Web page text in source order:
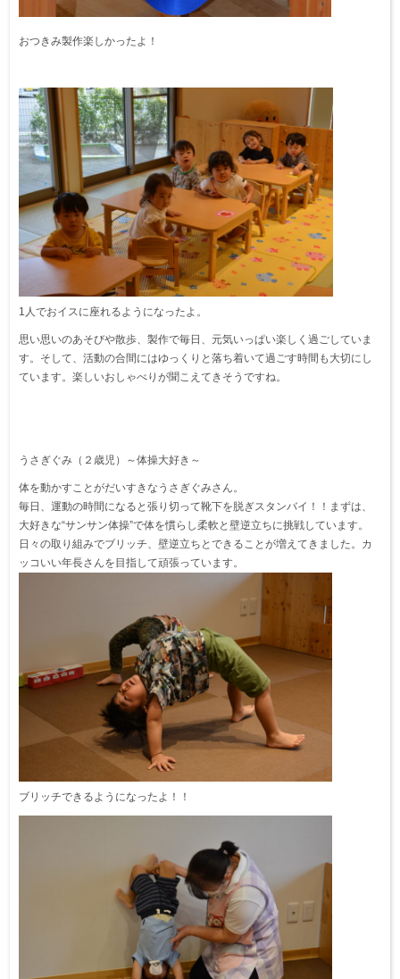
おつきみ製作楽しかったよ！
1人でおイスに座れるようになったよ。
思い思いのあそびや散歩、製作で毎日、元気いっぱい楽しく過ごしていま
す。そして、活動の合間にはゆっくりと落ち着いて過ごす時間も大切にし
ています。楽しいおしゃべりが聞こえてきそうですね。
うさぎぐみ（２歳児）～体操大好き～
体を動かすことがだいすきなうさぎぐみさん。
毎日、運動の時間になると張り切って靴下を脱ぎスタンバイ！！まずは、
大好きな“サンサン体操”で体を慣らし柔軟と壁逆立ちに挑戦しています。
日々の取り組みでブリッチ、壁逆立ちとできることが増えてきました。カ
ッコいい年長さんを目指して頑張っています。
ブリッチできるようになったよ！！